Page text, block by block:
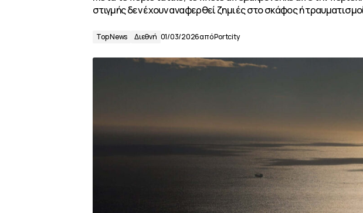
στιγμής δεν έχουν αναφερθεί ζημιές στο σκάφος ή
Top News Διεθνή 01/03/2026απόPortcity